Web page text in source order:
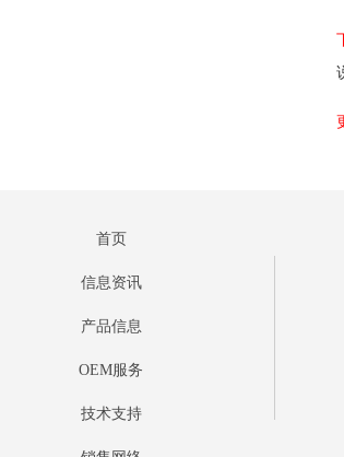
首页
信息资讯
产品信息
OEM服务
技术支持